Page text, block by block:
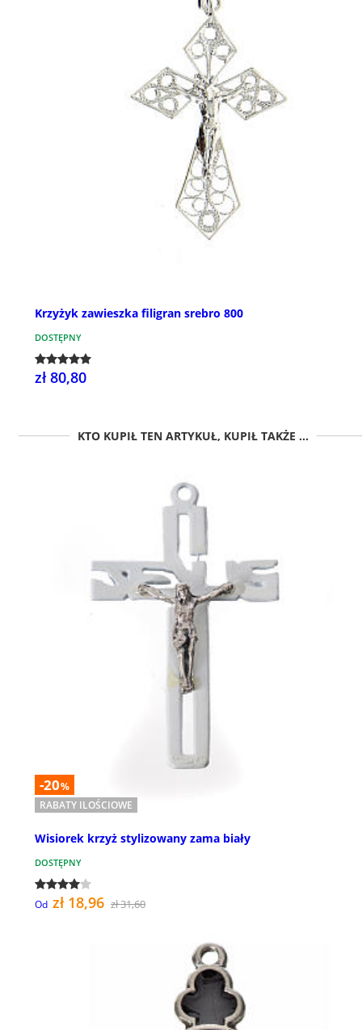
Krzyżyk zawieszka filigran srebro 800
DOSTĘPNY
zł 80,80
KTO KUPIŁ TEN ARTYKUŁ, KUPIŁ TAKŻE ...
-20%
RABATY ILOŚCIOWE
Wisiorek krzyż stylizowany zama biały
DOSTĘPNY
Od zł 18,96 zł 31,60